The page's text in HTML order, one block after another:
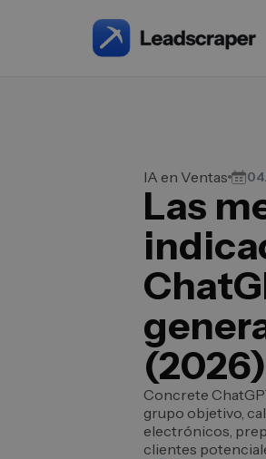
IA en Ventas
Las
(2026)
Concrete
grupo objetivo,
electrónicos,
clientes